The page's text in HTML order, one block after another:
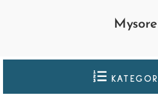
Mysore